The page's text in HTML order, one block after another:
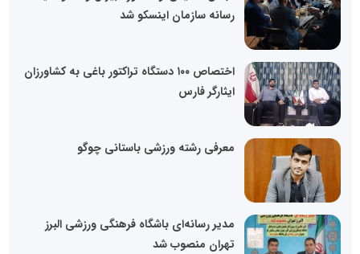
رسانه سازمان اینسکو شد
اختصاص ۱۰۰ دستگاه تراکتور باغی به کشاورزان
ایثارگر فارس
معرفی رشته ورزشی باستانی چوگو
مدیر رسانه‌ای باشگاه فرهنگی ورزشی البرز
تهران منصوب شد